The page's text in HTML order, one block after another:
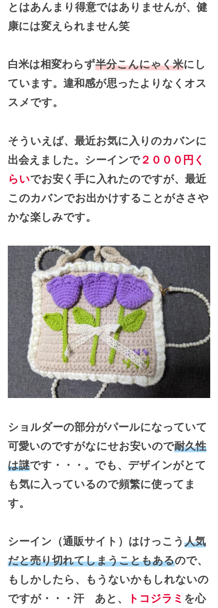
とはあんまり得意ではありませんが、健
康には変えられません笑
白米は相変わらず半分こんにゃく米にし
ています。違和感が思ったよりなくオス
スメです。
そういえば、最近お気に入りのカバンに
出会えました。シーインで２０００円く
らいでお安く手に入れたのですが、最近
このカバンでお出かけすることがささや
かな楽しみです。
ショルダーの部分がパールになっていて
可愛いのですがなにせお安いので耐久性
は謎です・・・。でも、デザインがとて
も気に入っているので頻繁に使ってま
す。
シーイン（通販サイト）はけっこう 人気
だと売り切れてしまうこともあるので、
もしかしたら、もうないかもしれないの
ですが・・・汗 あと、
トコジラミ を心